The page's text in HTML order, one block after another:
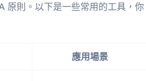
原則。以下是一些常用的工具，你
應用場景